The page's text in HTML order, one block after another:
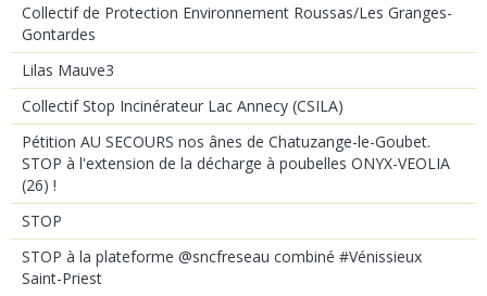
Collectif de Protection Environnement Roussas/Les Granges-
Gontardes
Lilas Mauve3
Collectif Stop Incinérateur Lac Annecy (CSILA)
Pétition AU SECOURS nos ânes de Chatuzange-le-Goubet.
STOP à l'extension de la décharge à poubelles ONYX-VEOLIA
(26) !
STOP
STOP à la plateforme @sncfreseau combiné #Vénissieux
Saint-Priest